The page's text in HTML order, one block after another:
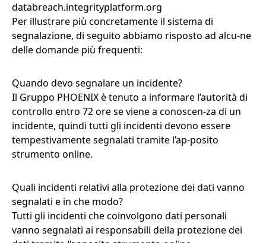
databreach.integrityplatform.org
Per illustrare più concretamente il sistema di
segnalazione, di seguito abbiamo risposto ad alcu-ne
delle domande più frequenti:
Quando devo segnalare un incidente?
Il Gruppo PHOENIX è tenuto a informare l’autorità di
controllo entro 72 ore se viene a conoscen-za di un
incidente, quindi tutti gli incidenti devono essere
tempestivamente segnalati tramite l’ap-posito
strumento online.
Quali incidenti relativi alla protezione dei dati vanno
segnalati e in che modo?
Tutti gli incidenti che coinvolgono dati personali
vanno segnalati ai responsabili della protezione dei